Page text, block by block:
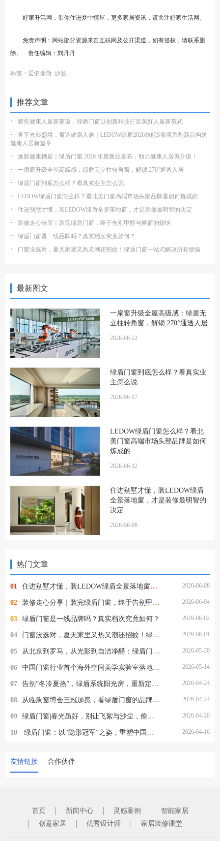
好家升活网，带你住进梦中情屋，更多家居资讯，请关注好家生活网 。
免责声明：网站部分资源来自互联网及公开渠道，如有侵权，请联系删
除。 责任编辑：刘丹丹
标签：爱依瑞斯 沙发
推荐文章
· 聚焦健康人居新赛道，绿盾门窗以创新科技打造美好人居新范式
·
奢享光影盛境，窗造健康人居｜LEDOW绿盾2026旗舰S奢境系列新品构筑
健康人居新篇章
· 焕新健康栖居｜绿盾门窗 2026 年度新品发布，助力健康人居再升级！
· 一扇窗升级全屋高级感：绿盾无立柱转角窗，解锁 270°通透人居
· 绿盾门窗到底怎么样？看真实业主怎么说
· LEDOW绿盾门窗怎么样？看北美门窗高端市场头部品牌是如何炼成的
· 住进别墅才懂，装LEDOW绿盾全景落地窗，才是装修最明智的决定
· 装修走心分享｜装完绿盾门窗，终于告别甲醛与擦窗的烦恼
· 绿盾门窗是一线品牌吗？真实档次究竟如何？
· 门窗没选对，夏天家里又热又潮还招蚊！绿盾门窗一站式解决所有烦恼
最新图文
一扇窗升级全屋高级感：绿盾无
立柱转角窗，解锁 270°通透人居
2026-06-22
绿盾门窗到底怎么样？看真实业
主怎么说
2026-06-17
LEDOW绿盾门窗怎么样？看北
美门窗高端市场头部品牌是如何
炼成的
2026-06-12
住进别墅才懂，装LEDOW绿盾
全景落地窗，才是装修最明智的
决定
2026-06-08
热门文章
01 住进别墅才懂，装LEDOW绿盾全景落地窗，才是装修最明智的决定 2026-06-08
02 装修走心分享｜装完绿盾门窗，终于告别甲醛与擦窗的烦恼 2026-06-04
03 绿盾门窗是一线品牌吗？真实档次究竟如何？ 2026-06-02
04 门窗没选对，夏天家里又热又潮还招蚊！绿盾门窗一站式解决所有烦恼 2026-06-01
05 从北京到罗马，从光影到自洁净醛：绿盾门窗2026的品牌跃迁与美学破局 2026-05-20
06 中国门窗行业首个海外空间美学实验室落地罗马，绿盾门窗的这一步，为何意义非凡？ 2026-05-14
07 告别“冬冷夏热”，绿盾系统阳光房，重新定义“与自然为邻” 2026-04-24
08 从临朐窗博会三冠加冕，看绿盾门窗的品牌定力与破局之道 2026-04-24
09 绿盾门窗|春光虽好，别让飞絮与沙尘，偷走家人的健康 2026-04-20
10 ​ 绿盾门窗：以“隐形冠军”之姿，重塑中国高端门窗新格局 2026-04-16
友情链接 合作伙伴
首页 新闻中心 灵感案例
智能家居
创意家居
优秀设计师 家居装修课堂